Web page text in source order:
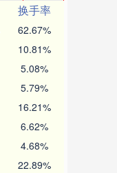
换手率
62.67%
10.81%
5.08%
5.79%
16.21%
6.62%
4.68%
22.89%